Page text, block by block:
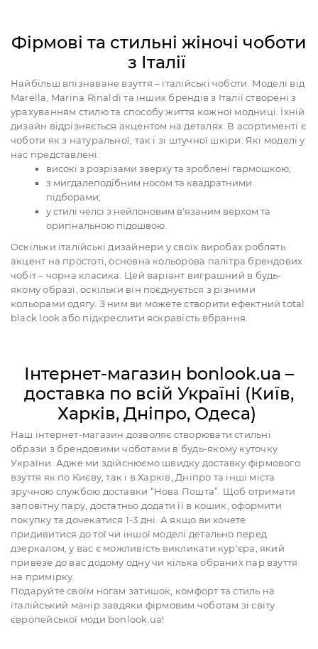
Фірмові та стильні жіночі чоботи
з Італії
Найбільш впізнаване взуття – італійські чоботи. Моделі від
Marella, Marina Rinaldi та інших брендів з Італії створені з
урахуванням стилю та способу життя кожної модниці. Їхній
дизайн відрізняється акцентом на деталях. В асортименті є
чоботи як з натуральної, так і зі штучної шкіри. Які моделі у
нас представлені:
високі з розрізами зверху та зроблені гармошкою;
з мигдалеподібним носом та квадратними
підборами;
у стилі челсі з нейлоновим в'язаним верхом та
оригінальною підошвою.
Оскільки італійські дизайнери у своїх виробах роблять
акцент на простоті, основна кольорова палітра брендових
чобіт – чорна класика. Цей варіант виграшний в будь-
якому образі, оскільки він поєднується з різними
кольорами одягу. З ним ви можете створити ефектний total
black look або підкреслити яскравість вбрання.
Інтернет-магазин bonlook.ua –
доставка по всій Україні (Київ,
Харків, Дніпро, Одеса)
Наш інтернет-магазин дозволяє створювати стильні
образи з брендовими чоботами в будь-якому куточку
України. Адже ми здійснюємо швидку доставку фірмового
взуття як по Києву, так і в Харків, Дніпро та інші міста
зручною службою доставки “Нова Пошта”. Щоб отримати
заповітну пару, достатньо додати її в кошик, оформити
покупку та дочекатися 1-3 дні. А якщо ви хочете
придивитися до тої чи іншої моделі детально перед
дзеркалом, у вас є можливість викликати кур'єра, який
привезе до вас додому одну чи кілька обраних пар взуття
на примірку.
Подаруйте своїм ногам затишок, комфорт та стиль на
італійський манір завдяки фірмовим чоботам зі світу
європейської моди bonlook.ua!